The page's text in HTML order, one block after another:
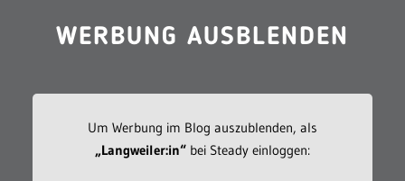
WERBUNG AUSBLENDEN
Um Werbung im Blog auszublenden, als
„Langweiler:in“bei Steady einloggen: